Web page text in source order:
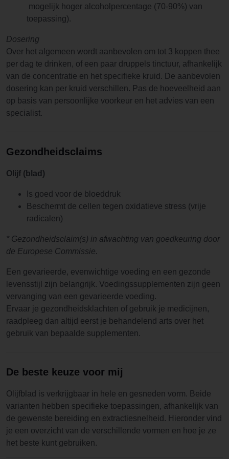
mogelijk hoger alcoholpercentage (70-90%) van
toepassing).
Dosering
Over het algemeen wordt aanbevolen om tot 3 koppen thee
per dag te drinken, of een paar druppels tinctuur, afhankelijk
van de concentratie en het specifieke kruid. De aanbevolen
dosering kan per kruid verschillen. Pas de hoeveelheid aan
op basis van persoonlijke voorkeur en het advies van een
specialist.
Gezondheidsclaims
Olijf (blad)
Is goed voor de bloeddruk
Beschermt de cellen tegen oxidatieve stress (vrije
radicalen)
* Gezondheidsclaim(s) in afwachting van goedkeuring door
de Europese Commissie.
Een gevarieerde, evenwichtige voeding en een gezonde
levensstijl zijn belangrijk. Voedingssupplementen zijn geen
vervanging van een gevarieerde voeding.
Ervaar je gezondheidsklachten of gebruik je medicijnen,
raadpleeg dan altijd eerst je behandelend arts over het
gebruik van bepaalde supplementen.
De beste keuze voor mij
Olijfblad is verkrijgbaar in hele en gesneden vorm. Beide
varianten hebben specifieke toepassingen, afhankelijk van
de gewenste bereiding en extractiesnelheid. Hieronder vind
je een overzicht van de verschillende vormen en hoe je ze
het beste kunt gebruiken.